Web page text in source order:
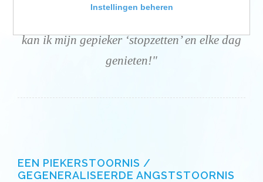
kan ik mijn gepieker ‘stopzetten’ en elke dag
genieten!"
EEN PIEKERSTOORNIS /
GEGENERALISEERDE ANGSTSTOORNIS
Instellingen beheren